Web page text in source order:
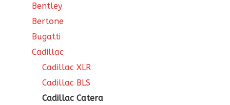
Bentley
Bertone
Bugatti
Cadillac
Cadillac XLR
Cadillac BLS
Cadillac Catera